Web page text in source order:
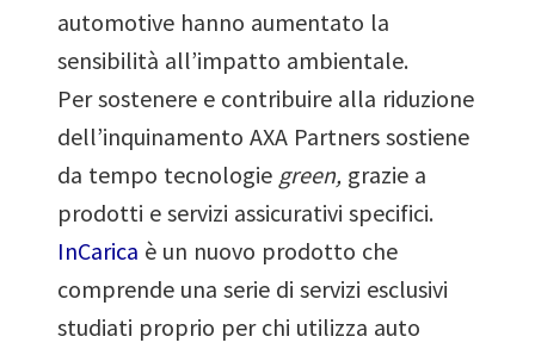
automotive hanno aumentato la
sensibilità all’impatto ambientale.
Per sostenere e contribuire alla riduzione
dell’inquinamento AXA Partners sostiene
da tempo tecnologie green, grazie a
prodotti e servizi assicurativi specifici.
InCarica è un nuovo prodotto che
comprende una serie di servizi esclusivi
studiati proprio per chi utilizza auto